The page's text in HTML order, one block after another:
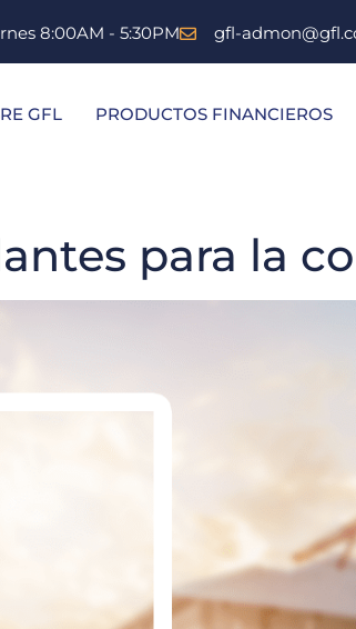
8:00AM - 5:30PM gfl-
GFL PRODUCTOS FINANCIEROS
para la